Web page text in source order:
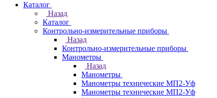
Каталог
Назад
Каталог
Контрольно-измерительные приборы
Назад
Контрольно-измерительные приборы
Манометры
Назад
Манометры
Манометры технические МП2-Уф
Манометры технические МП2-Уф